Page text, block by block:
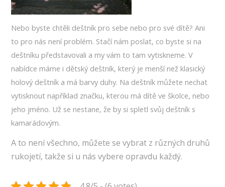
Nebo byste chtěli deštník pro sebe nebo pro své dítě? Ani
to pro nás není problém. Stačí nám poslat, co byste si na
deštníku představovali a my vám to tam vytiskneme. V
nabídce máme i dětský deštník, který je menší než klasický
holový deštník a má barvy duhy. Na deštník můžete nechat
vytisknout například značku, kterou má dítě ve školce, nebo
jeho jméno. Už se nestane, že by si spletl svůj deštník s
kamarádovým.
A to není všechno, můžete se vybrat z různých druhů
rukojetí, takže si u nás vybere opravdu každý.